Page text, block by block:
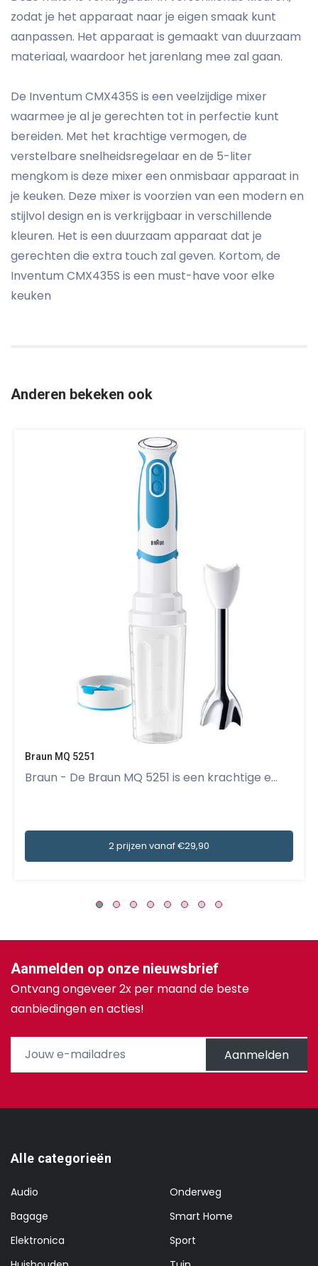
zodat je het apparaat naar je eigen smaak kunt
aanpassen. Het apparaat is gemaakt van duurzaam
materiaal, waardoor het jarenlang mee zal gaan.
De Inventum CMX435S is een veelzijdige mixer
waarmee je al je gerechten tot in perfectie kunt
bereiden. Met het krachtige vermogen, de
verstelbare snelheidsregelaar en de 5-liter
mengkom is deze mixer een onmisbaar apparaat in
je keuken. Deze mixer is voorzien van een modern en
stijlvol design en is verkrijgbaar in verschillende
kleuren. Het is een duurzaam apparaat dat je
gerechten die extra touch zal geven. Kortom, de
Inventum CMX435S is een must-have voor elke
keuken
Anderen bekeken ook
Braun MQ 5251
Braun - De Braun MQ 5251 is een krachtige e...
2 prijzen vanaf €29,90
Aanmelden op onze nieuwsbrief
Ontvang ongeveer 2x per maand de beste
aanbiedingen en acties!
Aanmelden
Alle categorieën
Audio
Bagage
Elektronica
Onderweg
Smart Home
Sport